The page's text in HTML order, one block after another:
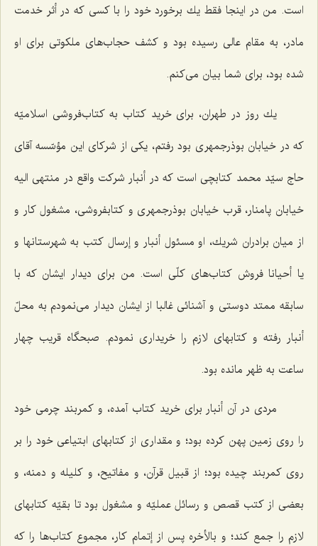
است. من در اينجا فقط يك برخورد خود را با كسى كه در أثر خدمت
مادر، به مقام عالى رسيده بود و كشف حجاب‌هاى ملكوتى براى او
شده بود، براى شما بيان مى‌كنم.
يك روز در طهران، براى خريد كتاب به كتاب‌فروشى اسلاميّه
كه در خيابان بوذرجمهرى بود رفتم، يكى از شركاى اين مؤسّسه آقاى
حاج سيّد محمد كتابچى است كه در أنبار شركت واقع در منتهى اليه
خيابان پامنار، قرب خيابان بوذرجمهرى و كتابفروشى، مشغول كار و
از ميان برادران شريك، او مسئول أنبار و إرسال كتب به شهرستانها و
يا أحيانا فروش كتاب‌هاى كلّى است. من براى ديدار ايشان كه با
سابقه ممتد دوستى و آشنائى غالبا از ايشان ديدار مى‌نمودم به محلّ
أنبار رفته و كتابهاى لازم را خريدارى نمودم. صبحگاه قريب چهار
ساعت به‌ ظهر مانده بود.
مردى در آن أنبار براى خريد كتاب آمده، و كمربند چرمى خود
را روى زمين پهن كرده بود؛ و مقدارى از كتابهاى ابتياعى خود را بر
روى كمربند چيده بود؛ از قبيل قرآن، و مفاتيح، و كليله و دمنه، و
بعضى از كتب قصص و رسائل عمليّه و مشغول بود تا بقيّه كتابهاى
لازم را جمع كند؛ و بالأخره پس از إتمام كار، مجموع كتاب‌ها را كه